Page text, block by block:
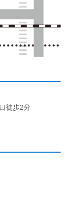
徒歩2分